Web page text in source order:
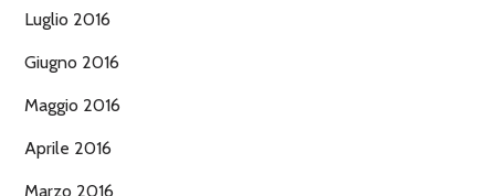
Luglio 2016
Giugno 2016
Maggio 2016
Aprile 2016
Marzo 2016